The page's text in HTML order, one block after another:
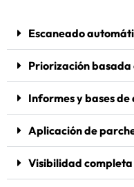
Escaneado
Priorización
Informes y bases de
Aplicación de
Visibilidad completa